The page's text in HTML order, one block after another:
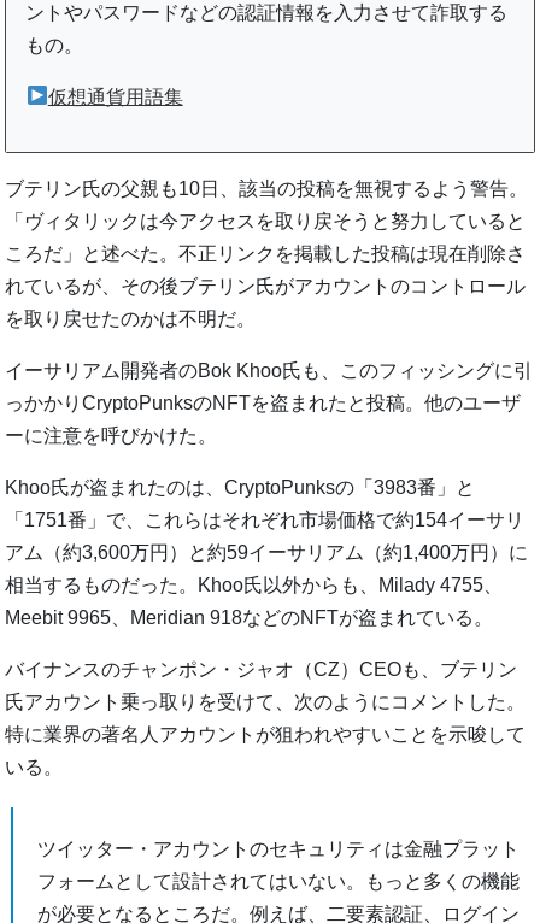
ントやパスワードなどの認証情報を入力させて詐取する
もの。
仮想通貨用語集
ブテリン氏の父親も10日、該当の投稿を無視するよう警告。
「ヴィタリックは今アクセスを取り戻そうと努力していると
ころだ」と述べた。不正リンクを掲載した投稿は現在削除さ
れているが、その後ブテリン氏がアカウントのコントロール
を取り戻せたのかは不明だ。
イーサリアム開発者のBok Khoo氏も、このフィッシングに引
っかかりCryptoPunksのNFTを盗まれたと投稿。他のユーザ
ーに注意を呼びかけた。
Khoo氏が盗まれたのは、CryptoPunksの「3983番」と
「1751番」で、これらはそれぞれ市場価格で約154イーサリ
アム（約3,600万円）と約59イーサリアム（約1,400万円）に
相当するものだった。Khoo氏以外からも、Milady 4755、
Meebit 9965、Meridian 918などのNFTが盗まれている。
バイナンスのチャンポン・ジャオ（CZ）CEOも、ブテリン
氏アカウント乗っ取りを受けて、次のようにコメントした。
特に業界の著名人アカウントが狙われやすいことを示唆して
いる。
ツイッター・アカウントのセキュリティは金融プラット
フォームとして設計されてはいない。もっと多くの機能
が必要となるところだ。例えば、二要素認証、ログイン